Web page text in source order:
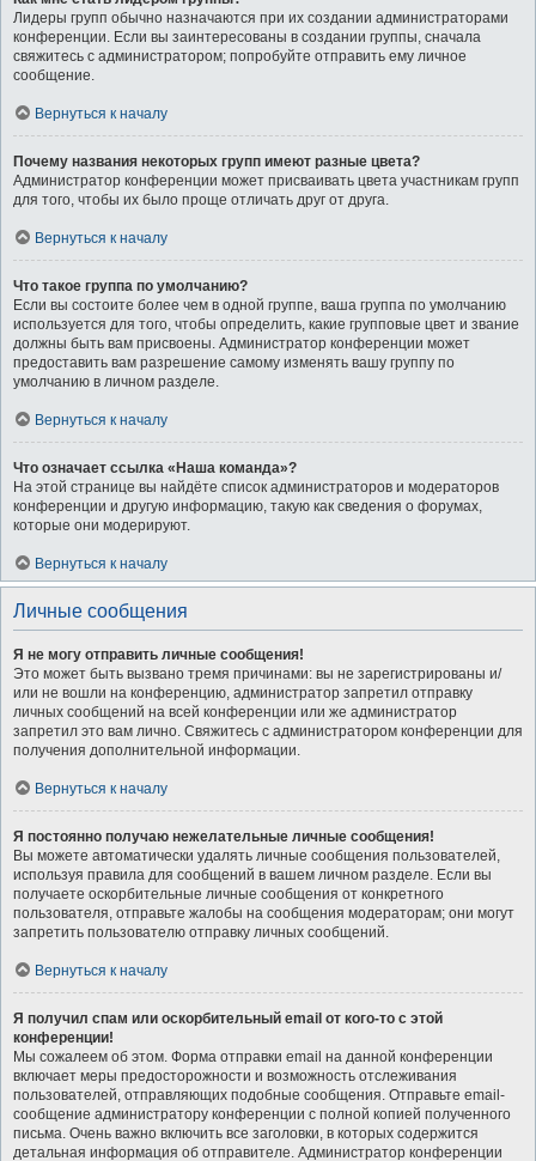
Лидеры групп обычно назначаются при их создании администраторами
конференции. Если вы заинтересованы в создании группы, сначала
свяжитесь с администратором; попробуйте отправить ему личное
сообщение.
Вернуться к началу
Почему названия некоторых групп имеют разные цвета?
Администратор конференции может присваивать цвета участникам групп
для того, чтобы их было проще отличать друг от друга.
Вернуться к началу
Что такое группа по умолчанию?
Если вы состоите более чем в одной группе, ваша группа по умолчанию
используется для того, чтобы определить, какие групповые цвет и звание
должны быть вам присвоены. Администратор конференции может
предоставить вам разрешение самому изменять вашу группу по
умолчанию в личном разделе.
Вернуться к началу
Что означает ссылка «Наша команда»?
На этой странице вы найдёте список администраторов и модераторов
конференции и другую информацию, такую как сведения о форумах,
которые они модерируют.
Вернуться к началу
Личные сообщения
Я не могу отправить личные сообщения!
Это может быть вызвано тремя причинами: вы не зарегистрированы и/
или не вошли на конференцию, администратор запретил отправку
личных сообщений на всей конференции или же администратор
запретил это вам лично. Свяжитесь с администратором конференции для
получения дополнительной информации.
Вернуться к началу
Я постоянно получаю нежелательные личные сообщения!
Вы можете автоматически удалять личные сообщения пользователей,
используя правила для сообщений в вашем личном разделе. Если вы
получаете оскорбительные личные сообщения от конкретного
пользователя, отправьте жалобы на сообщения модераторам; они могут
запретить пользователю отправку личных сообщений.
Вернуться к началу
Я получил спам или оскорбительный email от кого-то с этой
конференции!
Мы сожалеем об этом. Форма отправки email на данной конференции
включает меры предосторожности и возможность отслеживания
пользователей, отправляющих подобные сообщения. Отправьте email-
сообщение администратору конференции с полной копией полученного
письма. Очень важно включить все заголовки, в которых содержится
детальная информация об отправителе. Администратор конференции